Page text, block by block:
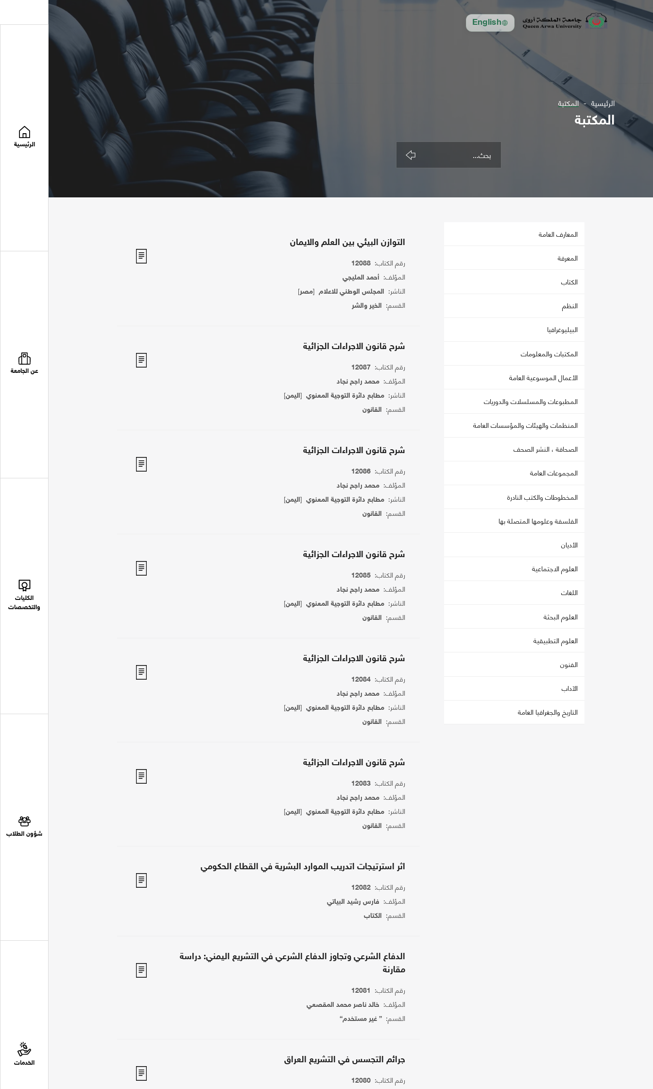
English
الرئيسية
عن الجامعة
الكليات
والتخصصات
شؤون الطلاب
الخدمات
الرئيسية المكتبة
المكتبة
المعارف العامة
المعرفة
الكتاب
النظم
البيليوغرافيا
المكتبات والمعلومات
الأعمال الموسوعية العامة
المطبوعات والمسلسلات والدوريات
المنظمات والهيئات والمؤسسات العامة
الصحافة ، النشر الصحف
المجموعات العامة
المخطوطات والكتب النادرة
الفلسفة وعلومها المتصلة بها
الأديان
العلوم الاجتماعية
اللغات
العلوم البحثة
العلوم التطبيقية
الفنون
الآداب
التاريخ والجغرافيا العامة
التوازن البيئي بين العلم والايمان
رقم الكتاب: 12088
المؤلف: أحمد المليجي
الناشر: المجلس الوطني للاعلام[مصر]
القسم: الخير والشر
شرح قانون الاجراءات الجزائية
رقم الكتاب: 12087
المؤلف: محمد راجح نجاد
الناشر: مطابع دائرة التوجية المعنوي[اليمن]
القسم: القانون
شرح قانون الاجراءات الجزائية
رقم الكتاب: 12086
المؤلف: محمد راجح نجاد
الناشر: مطابع دائرة التوجية المعنوي[اليمن]
القسم: القانون
شرح قانون الاجراءات الجزائية
رقم الكتاب: 12085
المؤلف: محمد راجح نجاد
الناشر: مطابع دائرة التوجية المعنوي[اليمن]
القسم: القانون
شرح قانون الاجراءات الجزائية
رقم الكتاب: 12084
المؤلف: محمد راجح نجاد
الناشر: مطابع دائرة التوجية المعنوي[اليمن]
القسم: القانون
شرح قانون الاجراءات الجزائية
رقم الكتاب: 12083
المؤلف: محمد راجح نجاد
الناشر: مطابع دائرة التوجية المعنوي[اليمن]
القسم: القانون
اثر استرتيجات اتدريب الموارد البشرية في القطاع الحكومي
رقم الكتاب: 12082
المؤلف: فارس رشيد البياتي
القسم: الكتاب
الدفاع الشرعي وتجاوز الدفاع الشرعي في التشريع اليمني: دراسة
مقارنة
رقم الكتاب: 12081
المؤلف: خالد ناصر محمد المقصعي
القسم: { غير مستخدم}
جرائم التجسس في التشريع العراق
رقم الكتاب: 12080